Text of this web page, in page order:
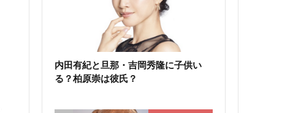
内田有紀と旦那・吉岡秀隆に子供い
る？柏原崇は彼氏？